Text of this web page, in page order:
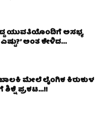
ಯುವತಿಯೊಂದಿಗೆ ಅಸಭ್ಯ
ಅಂತ ಕೇಳಿದ...
ಮೇಲೆ ಲೈಂಗಿಕ ಕಿರುಕುಳ
ಪ್ರಕಟ…!!